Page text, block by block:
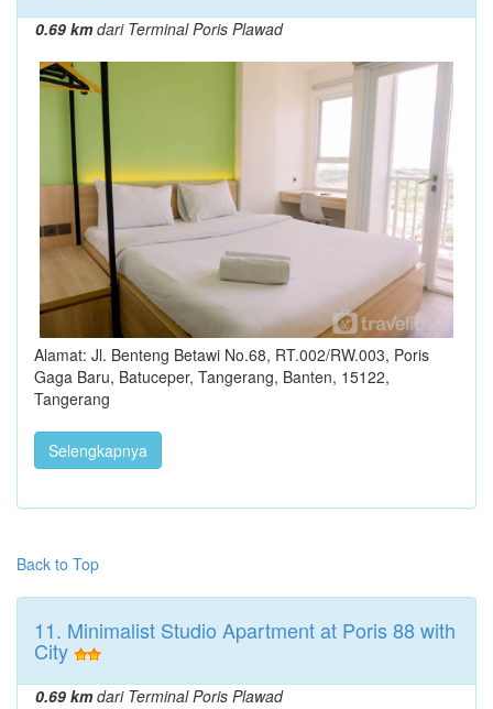
0.69 kmdari Terminal Poris Plawad
Alamat: Jl. Benteng Betawi No.68, RT.002/RW.003, Poris
Gaga Baru, Batuceper, Tangerang, Banten, 15122,
Tangerang
Selengkapnya
Back to Top
11. Minimalist Studio Apartment at Poris 88 with
City
0.69 kmdari Terminal Poris Plawad